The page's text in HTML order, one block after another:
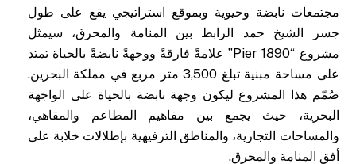
مجتمعات نابضة وحيوية وبموقع استراتيجي يقع على طول
جسر الشيخ حمد الرابط بين المنامة والمحرق، سيمثل
مشروع “Pier 1890” علامةً فارقةً ووجهةً نابضةً بالحياة تمتد
على مساحة مبنية تبلغ 3,500 متر مربع في مملكة البحرين.
صُمّم هذا المشروع ليكون وجهة نابضة بالحياة على الواجهة
البحرية، حيث يجمع بين مفاهيم المطاعم والمقاهي،
والمساحات التجارية، والمناطق الترفيهية بإطلالات خلابة على
أفق المنامة والمحرق.